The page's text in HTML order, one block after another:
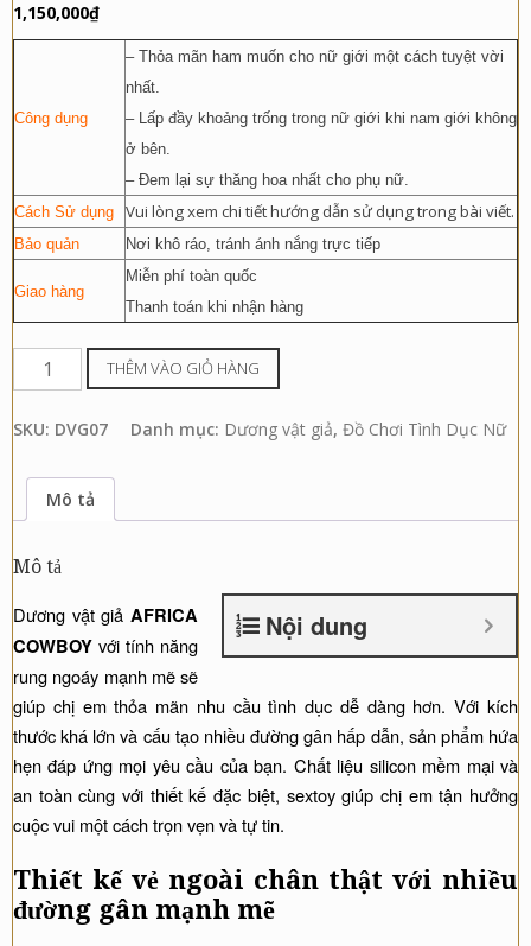
1,150,000₫
Công dụng
– Thỏa mãn ham muốn cho nữ giới một cách tuyệt vời
nhất.
– Lấp đầy khoảng trống trong nữ giới khi nam giới không
ở bên.
– Đem lại sự thăng hoa nhất cho phụ nữ.
Cách Sử dụng
Vui lòng xem chi tiết hướng dẫn sử dụng trong bài viết.
Bảo quản Nơi khô ráo, tránh ánh nắng trực tiếp
Giao hàng
Miễn phí toàn quốc
Thanh toán khi nhận hàng
Dương
vật
giả
Cowboy
7
độ
tạo
cảm
giác
cực
đỉnh
số
lượng
THÊM VÀO GIỎ HÀNG
SKU: DVG07 Danh mục: Dương vật giả, Đồ Chơi Tình Dục Nữ
Mô tả
Mô tả
Nội dung
Dương vật giả AFRICA
COWBOY với tính năng
rung ngoáy mạnh mẽ sẽ
giúp chị em thỏa mãn nhu cầu tình dục dễ dàng hơn. Với kích
thước khá lớn và cấu tạo nhiều đường gân hấp dẫn, sản phẩm hứa
hẹn đáp ứng mọi yêu cầu của bạn. Chất liệu silicon mềm mại và
an toàn cùng với thiết kế đặc biệt, sextoy giúp chị em tận hưởng
cuộc vui một cách trọn vẹn và tự tin.
Thiết kế vẻ ngoài chân thật với nhiều
đường gân mạnh mẽ